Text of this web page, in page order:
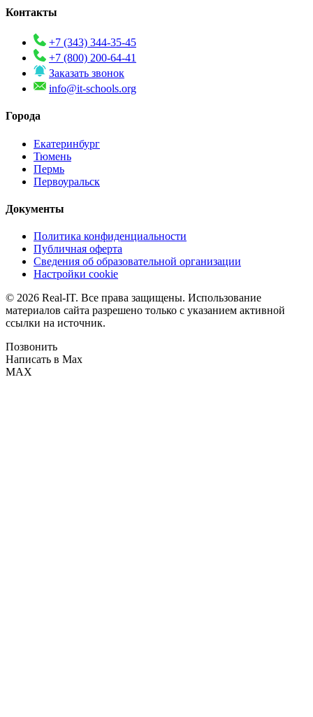
Контакты
+7 (343) 344-35-45
+7 (800) 200-64-41
Заказать звонок
info@it-schools.org
Города
Екатеринбург
Тюмень
Пермь
Первоуральск
Документы
Политика конфиденциальности
Публичная оферта
Сведения об образовательной организации
Настройки cookie
© 2026 Real-IT. Все права защищены. Использование
материалов сайта разрешено только с указанием активной
ссылки на источник.
Позвонить
Написать в Max
MAX